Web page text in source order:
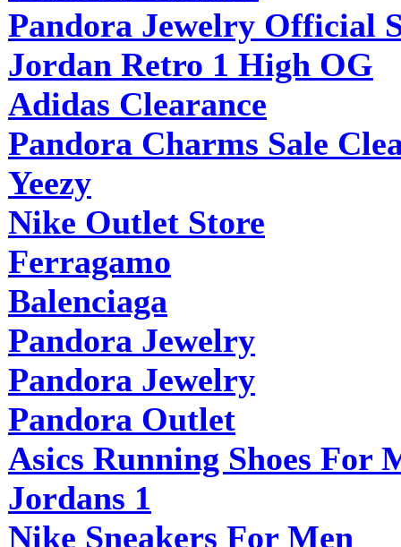
Pandora Jewelry Official
Jordan Retro 1 High OG
Adidas Clearance
Pandora Charms Sale
Yeezy
Nike Outlet Store
Ferragamo
Balenciaga
Pandora Jewelry
Pandora Jewelry
Pandora Outlet
Asics Running Shoes For
Jordans 1
Nike Sneakers For Men